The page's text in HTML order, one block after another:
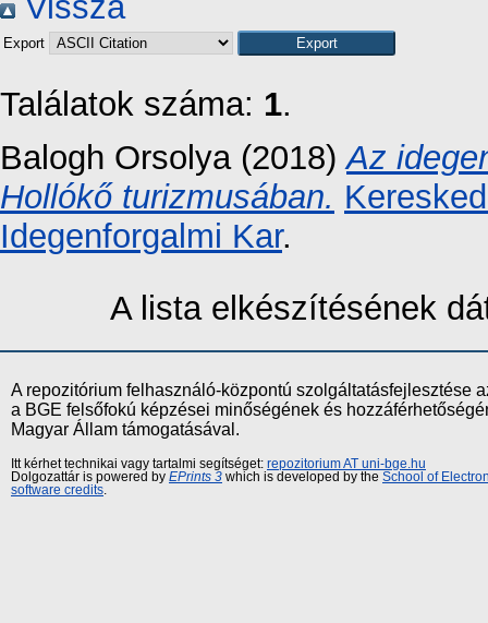
Export
Találatok száma: 1.
Balogh Orsolya (2018)Az
Hollókő turizmusában.
Idegenforgalmi Kar.
A lista elkészítésének
A repozitórium felhasználó-központú szolgáltatásfejlesztése
a BGE felsőfokú képzései minőségének és
Magyar Állam támogatásával.
Itt kérhet technikai vagy tartalmi segítséget: repozitorium AT uni-bge.hu
Dolgozattár is powered by EPrints 3 which is developed by the School of
software credits